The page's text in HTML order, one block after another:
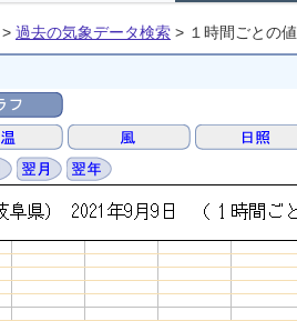
> 過去の気象データ検索 > １時間ごとの値